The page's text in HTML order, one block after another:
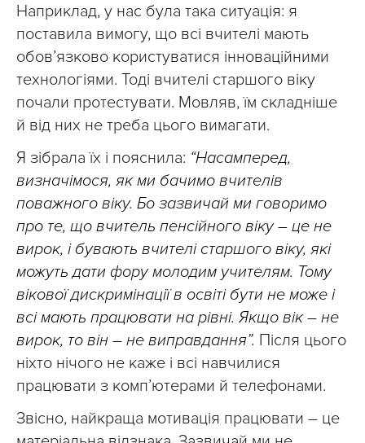
Наприклад, у нас була така ситуація: я
поставила вимогу, що всі вчителі мають
обов’язково користуватися інноваційними
технологіями. Тоді вчителі старшого віку
почали протестувати. Мовляв, їм складніше
й від них не треба цього вимагати.
Я зібрала їх і пояснила: “Насамперед,
визначімося, як ми бачимо вчителів
поважного віку. Бо зазвичай ми говоримо
про те, що вчитель пенсійного віку – це не
вирок, і бувають вчителі старшого віку, які
можуть дати фору молодим учителям. Тому
вікової дискримінації в освіті бути не може і
всі мають працювати на рівні. Якщо вік – не
вирок, то він – не виправдання”. Після цього
ніхто нічого не каже і всі навчилися
працювати з комп’ютерами й телефонами.
Звісно, найкраща мотивація працювати – це